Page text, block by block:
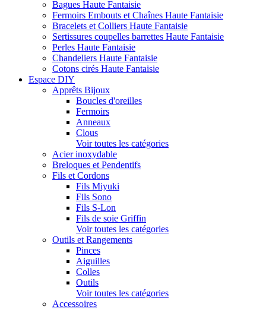
Bagues Haute Fantaisie
Fermoirs Embouts et Chaînes Haute Fantaisie
Bracelets et Colliers Haute Fantaisie
Sertissures coupelles barrettes Haute Fantaisie
Perles Haute Fantaisie
Chandeliers Haute Fantaisie
Cotons cirés Haute Fantaisie
Espace DIY
Apprêts Bijoux
Boucles d'oreilles
Fermoirs
Anneaux
Clous
Voir toutes les catégories
Acier inoxydable
Breloques et Pendentifs
Fils et Cordons
Fils Miyuki
Fils Sono
Fils S-Lon
Fils de soie Griffin
Voir toutes les catégories
Outils et Rangements
Pinces
Aiguilles
Colles
Outils
Voir toutes les catégories
Accessoires